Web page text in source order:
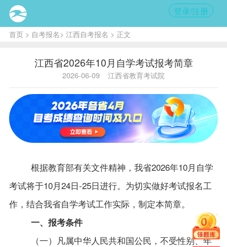
登录/注册
首页> 自考报名> 江西自考报名 > 正文
江西省2026年10月自学考试报考简章
2026-06-09 江西省教育考试院
根据教育部有关文件精神，我省2026年10月自学
考试将于10月24日-25日进行。为切实做好考试报名工
作，结合我省自学考试工作实际，制定本简章。
一、报考条件
（一）凡属中华人民共和国公民，不受性别、年